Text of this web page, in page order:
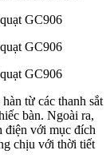
từ các thanh sắt
bàn. Ngoài ra,
điện với mục đích
chịu với thời tiết